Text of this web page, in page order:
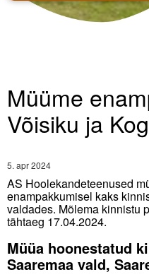
TULE TÖÖLE!
Ettevõttest
ERF toetab
Müüme
Võisiku ja
5. apr 2024
AS Hoolekandeteenused
enampakkumisel kaks
valdades. Mõlema kinnistu
tähtaeg 17.04.2024.
Müüa hoonestatud
Saaremaa vald,